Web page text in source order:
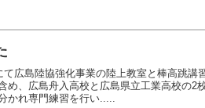
広島陸協強化事業の陸上教室と棒高跳講
め、広島舟入高校と広島県立工業高校の2
かれ専門練習を行い.....